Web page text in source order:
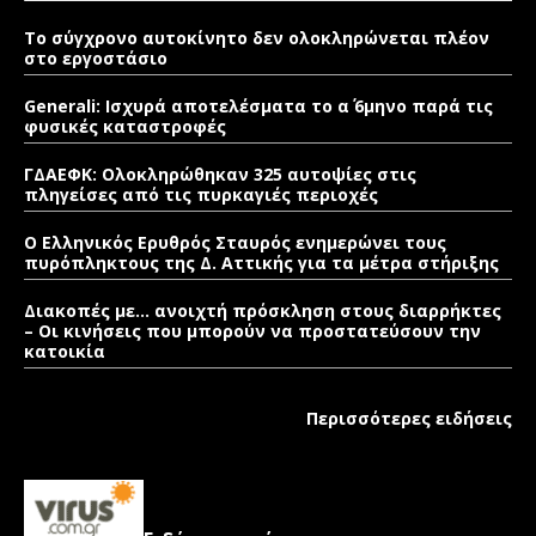
Το σύγχρονο αυτοκίνητο δεν ολοκληρώνεται πλέον
στο εργοστάσιο
Generali: Ισχυρά αποτελέσματα το α΄ 6μηνο παρά τις
φυσικές καταστροφές
ΓΔΑΕΦΚ: Ολοκληρώθηκαν 325 αυτοψίες στις
πληγείσες από τις πυρκαγιές περιοχές
Ο Ελληνικός Ερυθρός Σταυρός ενημερώνει τους
πυρόπληκτους της Δ. Αττικής για τα μέτρα στήριξης
Διακοπές με… ανοιχτή πρόσκληση στους διαρρήκτες
– Οι κινήσεις που μπορούν να προστατεύσουν την
κατοικία
Περισσότερες ειδήσεις